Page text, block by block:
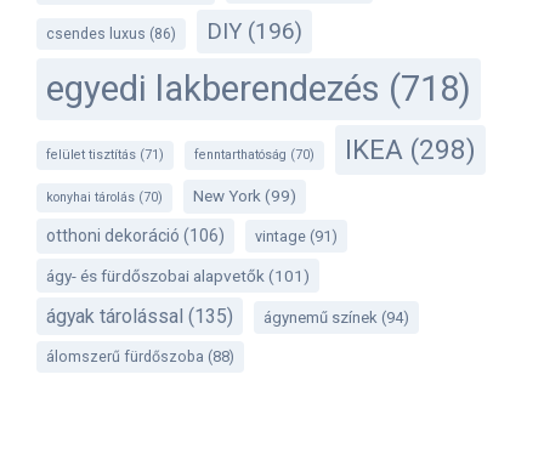
csendes luxus (86) DIY (196)
egyedi lakberendezés (718)
felület tisztítás (71) fenntarthatóság (70) IKEA (298)
konyhai tárolás (70) New York (99)
otthoni dekoráció (106) vintage (91)
ágy- és fürdőszobai alapvetők(101)
ágyak tárolással (135) ágynemű színek (94)
álomszerű fürdőszoba (88)